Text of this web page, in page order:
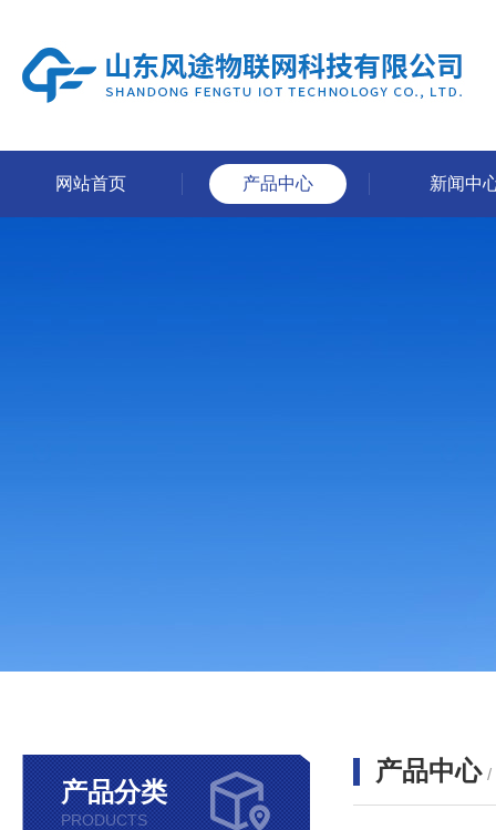
网站首页 产品中心 新闻中
产品分类
PRODUCTS
产品中心 /